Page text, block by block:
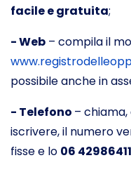
facile e gratuita;
- Web – compila il
possibile anche in
- Telefono –
iscrivere, il numero
fisse e lo 06 42986411